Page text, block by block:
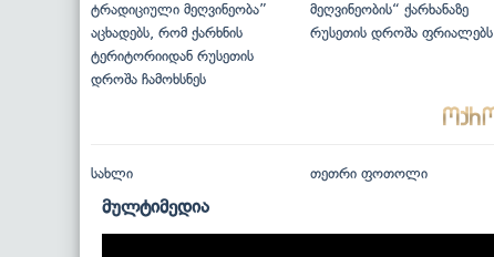
ტრადიციული მეღვინეობა”
აცხადებს, რომ ქარხნის
ტერიტორიიდან რუსეთის
დროშა ჩამოხსნეს
მეღვინეობის“ ქარხანაზე
რუსეთის დროშა ფრიალებს
სახლი თეთრი ფოთოლი
მულტიმედია